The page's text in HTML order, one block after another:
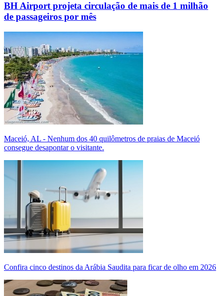
BH Airport projeta circulação de mais de 1 milhão
de passageiros por mês
Maceió, AL - Nenhum dos 40 quilômetros de praias de Maceió
consegue desapontar o visitante.
Confira cinco destinos da Arábia Saudita para ficar de olho em 2026